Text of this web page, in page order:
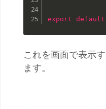
export default
これを画面で表示
ます。